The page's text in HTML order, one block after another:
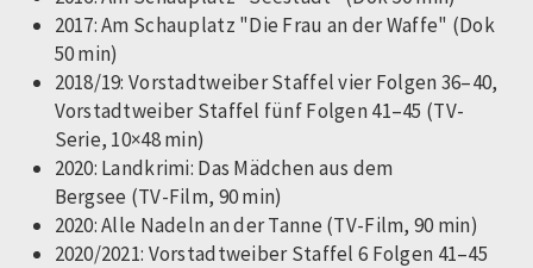
2017: Am Schauplatz "Die Frau an der Waffe" (Dok
50 min)
2018/19: Vorstadtweiber Staffel vier Folgen 36–40,
Vorstadtweiber Staffel fünf Folgen 41–45 (TV-
Serie, 10×48 min)
2020: Landkrimi: Das Mädchen aus dem
Bergsee (TV-Film, 90 min)
2020: Alle Nadeln an der Tanne (TV-Film, 90 min)
2020/2021: Vorstadtweiber Staffel 6 Folgen 41–45